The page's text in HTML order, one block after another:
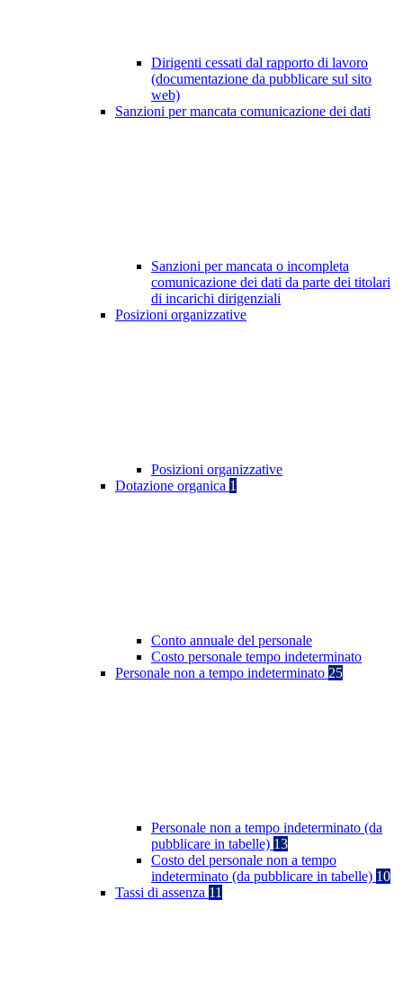
Dirigenti cessati dal rapporto di lavoro
(documentazione da pubblicare sul sito
web)
Sanzioni per mancata comunicazione dei dati
Sanzioni per mancata o incompleta
comunicazione dei dati da parte dei titolari
di incarichi dirigenziali
Posizioni organizzative
Posizioni organizzative
Dotazione organica 1
Conto annuale del personale
Costo personale tempo indeterminato
Personale non a tempo indeterminato 25
Personale non a tempo indeterminato (da
pubblicare in tabelle) 13
Costo del personale non a tempo
indeterminato (da pubblicare in tabelle) 10
Tassi di assenza 11